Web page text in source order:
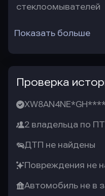
стеклоомывателей
Показать больше
Проверка
2 владельца по
ДТП не найдены
Повреждения не
Автомобиль не в